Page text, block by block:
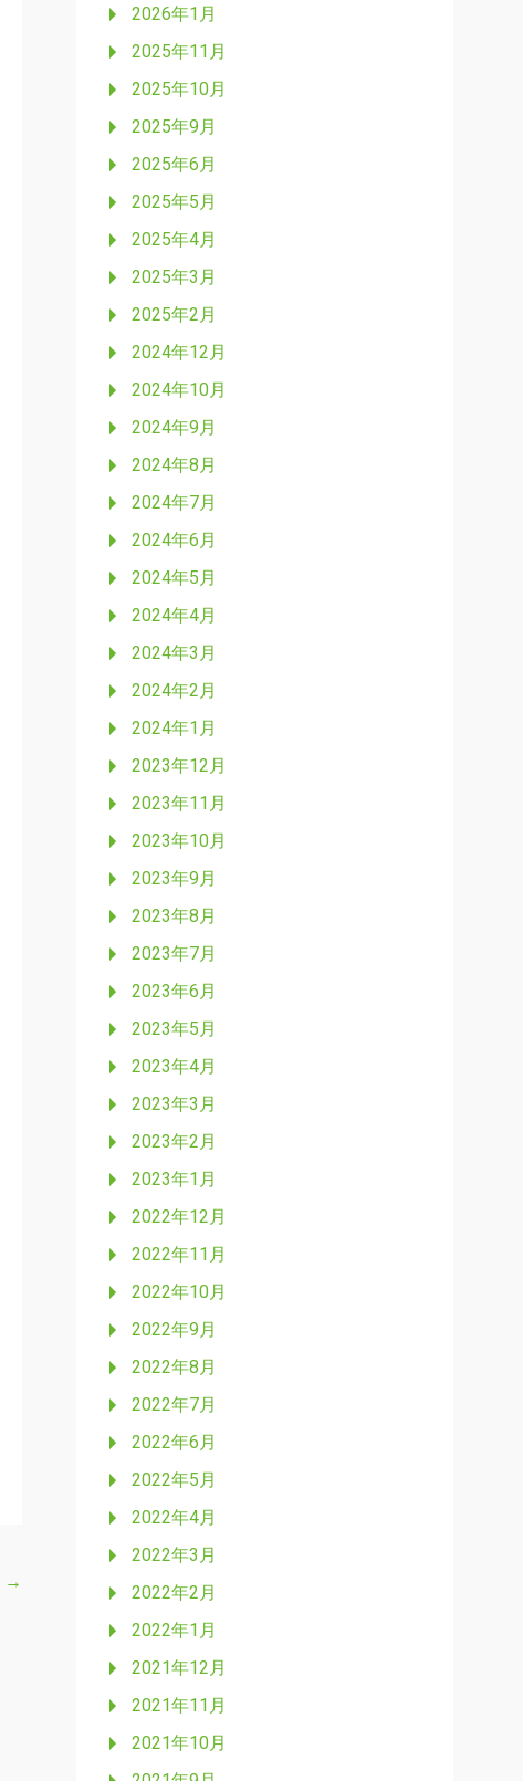
→
2026年1月
2025年11月
2025年10月
2025年9月
2025年6月
2025年5月
2025年4月
2025年3月
2025年2月
2024年12月
2024年10月
2024年9月
2024年8月
2024年7月
2024年6月
2024年5月
2024年4月
2024年3月
2024年2月
2024年1月
2023年12月
2023年11月
2023年10月
2023年9月
2023年8月
2023年7月
2023年6月
2023年5月
2023年4月
2023年3月
2023年2月
2023年1月
2022年12月
2022年11月
2022年10月
2022年9月
2022年8月
2022年7月
2022年6月
2022年5月
2022年4月
2022年3月
2022年2月
2022年1月
2021年12月
2021年11月
2021年10月